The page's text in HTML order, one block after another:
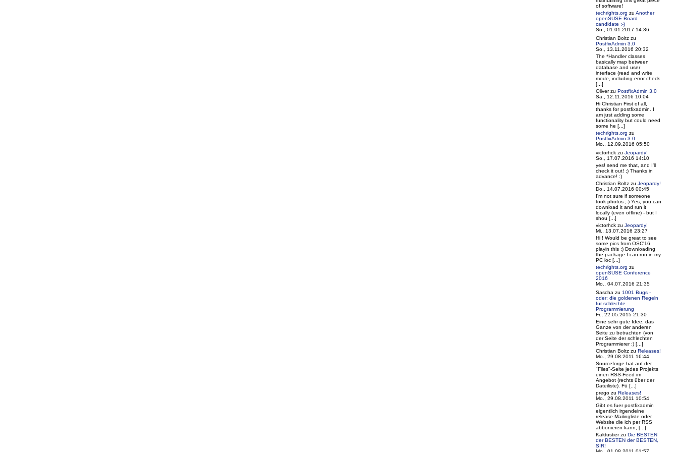
of software!
techrights.org zu Another
openSUSE Board
candidate ;-)
So., 01.01.2017 14:36
Christian Boltz zu
PostfixAdmin 3.0
So., 13.11.2016 20:32
The *Handler classes
basically map between
database and user
interface (read and write
mode, including error check
[...]
Oliverzu PostfixAdmin 3.0
Sa., 12.11.2016 10:04
Hi Christian First of all,
thanks for postfixadmin. I
am just adding some
functionality but could need
some he [...]
techrights.org zu
PostfixAdmin 3.0
Mo., 12.09.2016 05:50
victorhck zu Jeopardy!
So., 17.07.2016 14:10
yes! send me that, and I'll
check it out! ;) Thanks in
advance! :)
Christian Boltz zu Jeopardy!
Do., 14.07.2016 00:45
I'm not sure if someone
took photos ;-) Yes, you can
download it and run it
locally (even offline) - but I
shou [...]
victorhck zu Jeopardy!
Mi., 13.07.2016 23:27
Hi ! Would be great to see
some pics from OSC'16
playin this :) Downloading
the package I can run in my
PC loc [...]
techrights.org zu
openSUSE Conference
2016
Mo., 04.07.2016 21:35
Sascha zu 1001 Bugs -
oder: die goldenen Regeln
für schlechte
Programmierung
Fr., 22.05.2015 21:30
Eine sehr gute Idee, das
Ganze von der anderen
Seite zu betrachten (von
der Seite der schlechten
Programmierer :) [...]
Christian Boltz zu Releases!
Mo., 29.08.2011 16:44
Sourceforge hat auf der
"Files"-Seite jedes Projekts
einen RSS-Feed im
Angebot (rechts über der
Dateiliste). Fü [...]
prego zu Releases!
Mo., 29.08.2011 10:54
Gibt es fuer postfixadmin
eigentlich irgendeine
release Mailingliste oder
Website die ich per RSS
abbonieren kann, [...]
Kaktustierzu Die BESTEN
der BESTEN der BESTEN,
SIR!